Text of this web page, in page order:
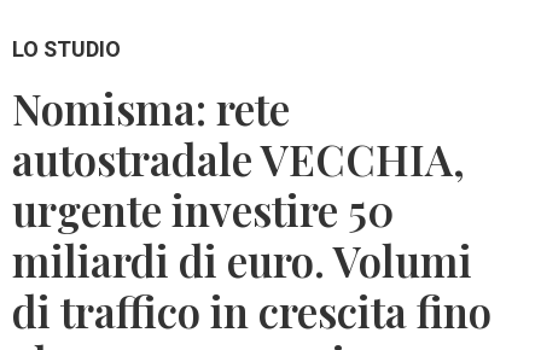
LO STUDIO
Nomisma: rete
autostradale VECCHIA,
urgente investire 50
miliardi di euro. Volumi
di traffico in crescita fino